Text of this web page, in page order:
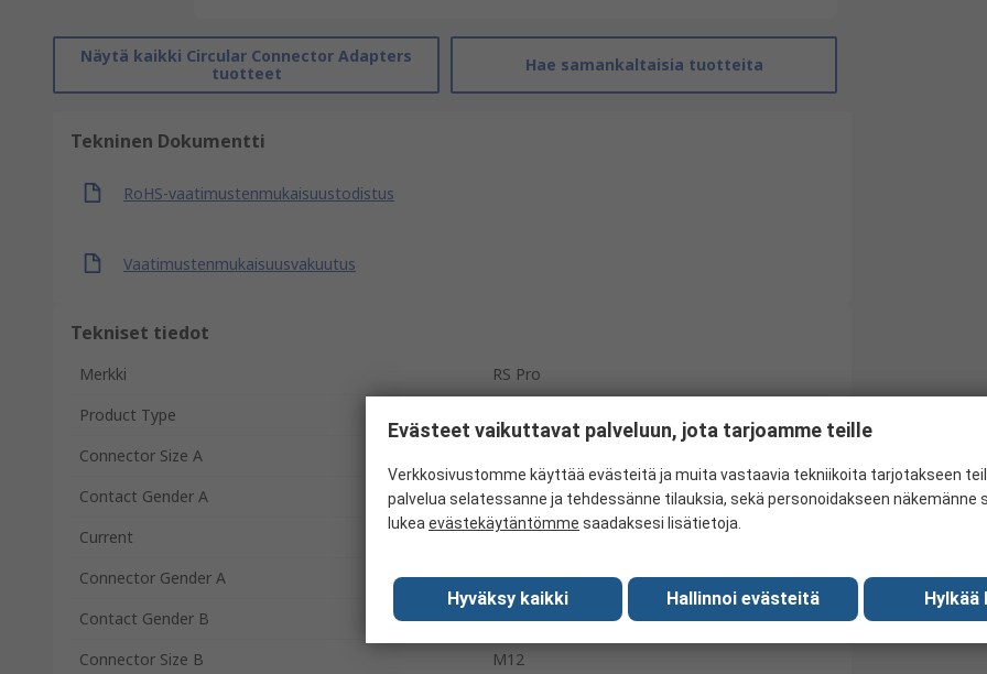
Näytä kaikki Circular Connector Adapters
tuotteet
Hae samankaltaisia tuotteita
Tekninen Dokumentti
RoHS-vaatimustenmukaisuustodistus
Vaatimustenmukaisuusvakuutus
Tekniset tiedot
Merkki
RS Pro
Product Type
Connector Size A
Contact Gender A
Male
Current
4A
Connector Gender A
Male
Contact Gender B
Female
Connector Size B
M12
Evästeet vaikuttavat palveluun, jota tarjoamme teille
Verkkosivustomme käyttää evästeitä ja muita vastaavia tekniikoita tarjotakseen
palvelua selatessanne ja tehdessänne tilauksia, sekä personoidakseen näkemänne
lukea evästekäytäntömme saadaksesi lisätietoja.
Hyväksy kaikki Hallinnoi evästeitä Hylkää